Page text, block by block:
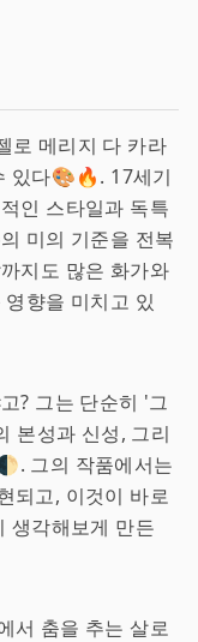
로 메리지 다 카라
있다🎨🔥. 17세기
인 스타일과 독특
미의 기준을 전복
지도 많은 화가와
영향을 미치고 있
? 그는 단순히 '그
본성과 신성, 그리
그의 작품에서는
되고, 이것이 바로
생각해보게 만든
서 춤을 추는 살로